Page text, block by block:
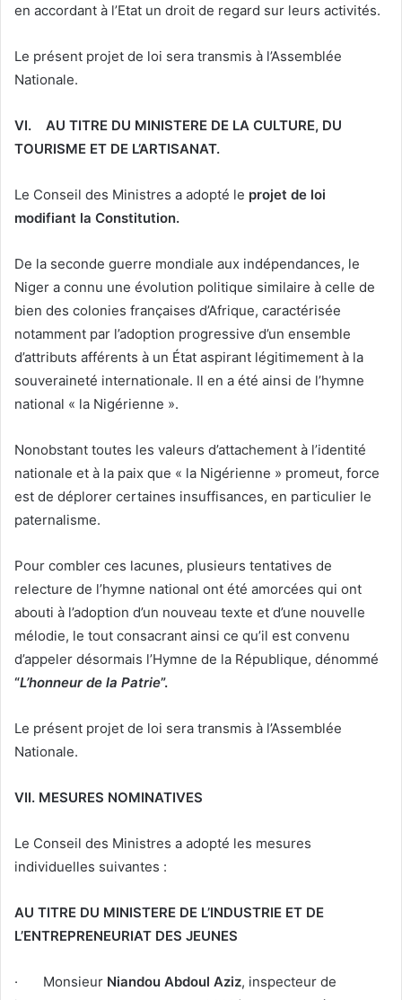
en accordant à l’Etat un droit de regard sur leurs activités.
Le présent projet de loi sera transmis à l’Assemblée
Nationale.
VI. AU TITRE DU MINISTERE DE LA CULTURE, DU
TOURISME ET DE L’ARTISANAT.
Le Conseil des Ministres a adopté le projet de loi
modifiant la Constitution.
De la seconde guerre mondiale aux indépendances, le
Niger a connu une évolution politique similaire à celle de
bien des colonies françaises d’Afrique, caractérisée
notamment par l’adoption progressive d’un ensemble
d’attributs afférents à un État aspirant légitimement à la
souveraineté internationale. Il en a été ainsi de l’hymne
national « la Nigérienne ».
Nonobstant toutes les valeurs d’attachement à l’identité
nationale et à la paix que « la Nigérienne » promeut, force
est de déplorer certaines insuffisances, en particulier le
paternalisme.
Pour combler ces lacunes, plusieurs tentatives de
relecture de l’hymne national ont été amorcées qui ont
abouti à l’adoption d’un nouveau texte et d’une nouvelle
mélodie, le tout consacrant ainsi ce qu’il est convenu
d’appeler désormais l’Hymne de la République, dénommé
“L’honneur de la Patrie”.
Le présent projet de loi sera transmis à l’Assemblée
Nationale.
VII. MESURES NOMINATIVES
Le Conseil des Ministres a adopté les mesures
individuelles suivantes :
AU TITRE DU MINISTERE DE L’INDUSTRIE ET DE
L’ENTREPRENEURIAT DES JEUNES
· Monsieur Niandou Abdoul Aziz, inspecteur de